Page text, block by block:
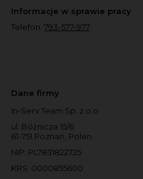
Informacje w sprawie pracy
Telefon: 793-577-977
Dane firmy
In-Serv Team Sp. z o.o.
ul. Bóżnicza 15/6
61-751 Poznań, Polen
NIP: PL7831822725
KRS: 0000855600